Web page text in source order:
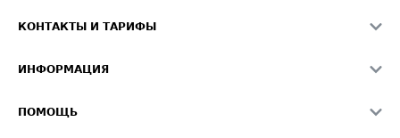
Звезды ATI.SU на вашем сайте
Средние ставки
Светофор+
О формировании Паспорта
КОНТАКТЫ И ТАРИФЫ
Реклама на сайте
ИНФОРМАЦИЯ
ПОМОЩЬ